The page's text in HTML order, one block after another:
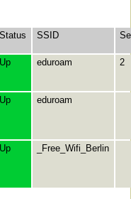
Status SSID
Up eduroam 2
Up eduroam
Up _Free_Wifi_Berlin